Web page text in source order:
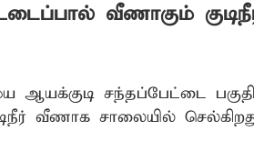
வீணாகும்
ஆயக்குடி சந்தப்பேட்டை
வீணாக சாலையில்
தட்டுப்பாடு